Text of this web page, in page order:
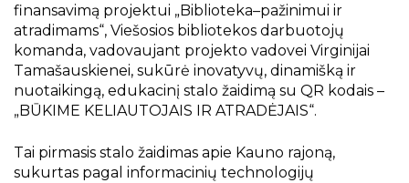
Elektroninis kraštotyros katalogas
Istoriniai, kultūriniai ir gamtos paminklai
Viešoji biblioteka ir padaliniai spaudoje
Kraštotyrinės virtualios parodos
Piligrimų keliai Kauno rajone
Virtualus gidas „Išmanusis kultūros kelias
Kauno rajone“
Inovatyvus žaidimas „50 istorijos pėdsakų
Kauno rajone“
Kauno rajonas su virtualios realybės akiniais
finansavimą projektui „Biblioteka–pažinimui ir
atradimams“, Viešosios bibliotekos darbuotojų
komanda, vadovaujant projekto vadovei Virginijai
Tamašauskienei, sukūrė inovatyvų, dinamišką ir
nuotaikingą, edukacinį stalo žaidimą su QR kodais –
„BŪKIME KELIAUTOJAIS IR ATRADĖJAIS“.
Tai pirmasis stalo žaidimas apie Kauno rajoną,
sukurtas pagal informacinių technologijų